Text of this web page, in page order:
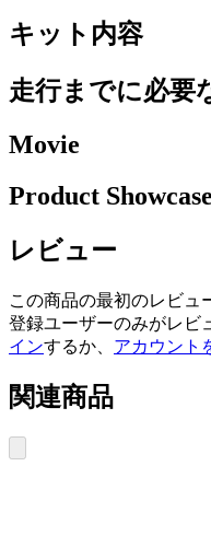
キット内容
走行までに必要
Movie
Product Showcase
レビュー
この商品の最初のレビュ
登録ユーザーのみがレビ
インするか、 アカウント
関連商品